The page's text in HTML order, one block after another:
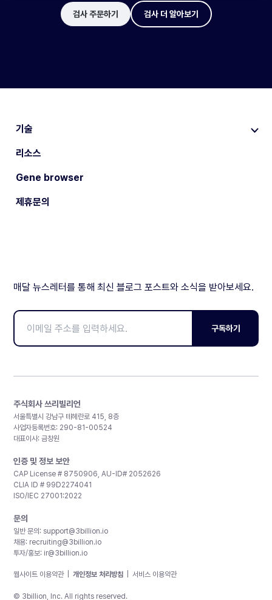
검사 주문하기 검사 더 알아보기
기술
리소스
Gene browser
제휴문의
매달 뉴스레터를 통해 최신 블로그 포스트와 소식을 받아보세요.
구독하기
주식회사 쓰리빌리언
서울특별시 강남구 테헤란로 415, 8층
사업자등록번호: 290-81-00524
대표이사: 금창원
인증 및 정보 보안
CAP License # 8750906, AU-ID# 2052626
CLIA ID # 99D2274041
ISO/IEC 27001:2022
문의
일반 문의: support@3billion.io
채용: recruiting@3billion.io
투자/홍보: ir@3billion.io
웹사이트 이용약관 개인정보 처리방침 서비스 이용약관
© 3billion, Inc. All rights reserved.